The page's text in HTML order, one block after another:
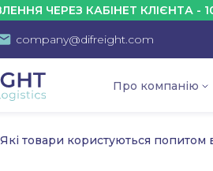
КАБІНЕТ КЛІЄНТА - 10%
company@difreight.com
Про компанію
Які товари користуються попитом